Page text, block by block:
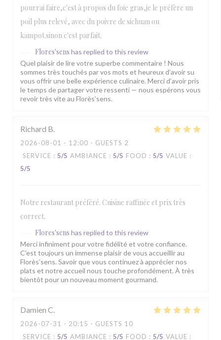
pourrai faire,c'est à propos du foie gras,je le préfère un
poil plus relevé, avec du poivre de sichuan ou
kampot.sinon c'est parfait.
Flores'sens has replied to this review
Quel plaisir de lire votre superbe commentaire ! Nous
sommes très touchés par vos mots et heureux d’avoir su
vous offrir une belle expérience culinaire. Merci d’avoir pris
le temps de partager votre ressenti — nous espérons vous
revoir très vite au Florès’sens.
Richard B
2026-08-01 - 12:00 - GUESTS 2
SERVICE : 5/5 AMBIANCE : 5/5 FOOD : 5/5 VALUE :
5/5
Notre restaurant préféré. Cuisine raffinée et prix très
correct.
Flores'sens has replied to this review
Merci infiniment pour votre fidélité et votre confiance.
C’est toujours un immense plaisir de vous accueillir au
Florès’sens. Savoir que vous continuez à apprécier nos
plats et notre accueil nous touche profondément. À très
bientôt pour un nouveau moment gourmand.
Damien C
2026-07-31 - 20:15 - GUESTS 10
SERVICE : 5/5 AMBIANCE : 5/5 FOOD : 5/5 VALUE :